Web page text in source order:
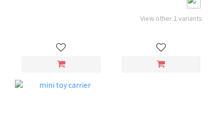
View other 1 variants